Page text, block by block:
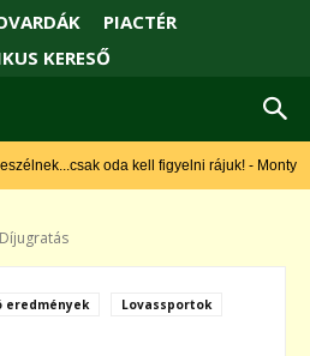
PIACTÉR
KERESŐ
oda kell figyelni rájuk! - Monty Roberts
Díjugratás
eredmények
Lovassportok